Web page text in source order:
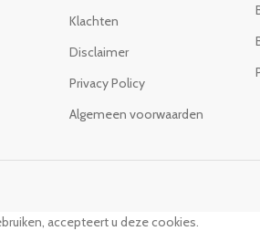
Klachten
Disclaimer
Privacy Policy
Algemeen voorwaarden
accepteert u deze cookies.